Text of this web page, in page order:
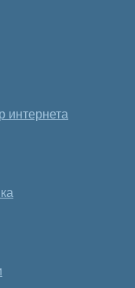
интернета